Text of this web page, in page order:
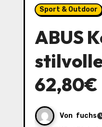
Sport & Outdoor
ABUS
62,80€
Von fuchs